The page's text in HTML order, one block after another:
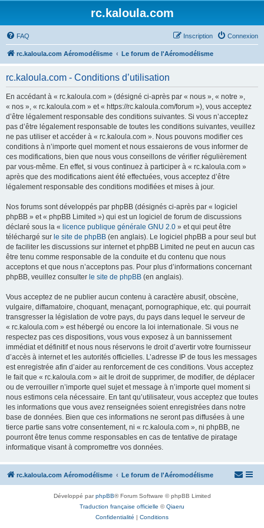
rc.kaloula.com
FAQ Connexion
Inscription
rc.kaloula.com Aéromodélisme Le forum de l'Aéromodélisme
rc.kaloula.com - Conditions d’utilisation
En accédant à « rc.kaloula.com » (désigné ci-après par « nous », « notre »,
« nos », « rc.kaloula.com » et « https://rc.kaloula.com/forum »), vous acceptez
d’être légalement responsable des conditions suivantes. Si vous n’acceptez
pas d’être légalement responsable de toutes les conditions suivantes, veuillez
ne pas utiliser et accéder à « rc.kaloula.com ». Nous pouvons modifier ces
conditions à n’importe quel moment et nous essaierons de vous informer de
ces modifications, bien que nous vous conseillons de vérifier régulièrement
par vous-même. En effet, si vous continuez à participer à « rc.kaloula.com »
après que des modifications aient été effectuées, vous acceptez d’être
légalement responsable des conditions modifiées et mises à jour.
Nos forums sont développés par phpBB (désignés ci-après par « logiciel
phpBB » et « phpBB Limited ») qui est un logiciel de forum de discussions
déclaré sous la « licence publique générale GNU 2.0 » et qui peut être
téléchargé sur le site de phpBB (en anglais). Le logiciel phpBB a pour seul but
de faciliter les discussions sur internet et phpBB Limited ne peut en aucun cas
être tenu comme responsable de la conduite et du contenu que nous
acceptons et que nous n’acceptons pas. Pour plus d’informations concernant
phpBB, veuillez consulter le site de phpBB (en anglais).
Vous acceptez de ne publier aucun contenu à caractère abusif, obscène,
vulgaire, diffamatoire, choquant, menaçant, pornographique, etc. qui pourrait
transgresser la législation de votre pays, du pays dans lequel le serveur de
« rc.kaloula.com » est hébergé ou encore la loi internationale. Si vous ne
respectez pas ces dispositions, vous vous exposez à un bannissement
immédiat et définitif et nous nous réservons le droit d’avertir votre fournisseur
d’accès à internet et les autorités officielles. L’adresse IP de tous les messages
est enregistrée afin d’aider au renforcement de ces conditions. Vous acceptez
le fait que « rc.kaloula.com » ait le droit de supprimer, de modifier, de déplacer
ou de verrouiller n’importe quel sujet et message à n’importe quel moment si
nous estimons cela nécessaire. En tant qu’utilisateur, vous acceptez que toutes
les informations que vous avez renseignées soient enregistrées dans notre
base de données. Bien que ces informations ne seront pas diffusées à une
tierce partie sans votre consentement, ni « rc.kaloula.com », ni phpBB, ne
pourront être tenus comme responsables en cas de tentative de piratage
informatique visant à compromettre vos données.
rc.kaloula.com Aéromodélisme Le forum de l'Aéromodélisme
Développé parphpBB® Forum Software © phpBB Limited
Traduction française officielle ©Qiaeru
Confidentialité | Conditions